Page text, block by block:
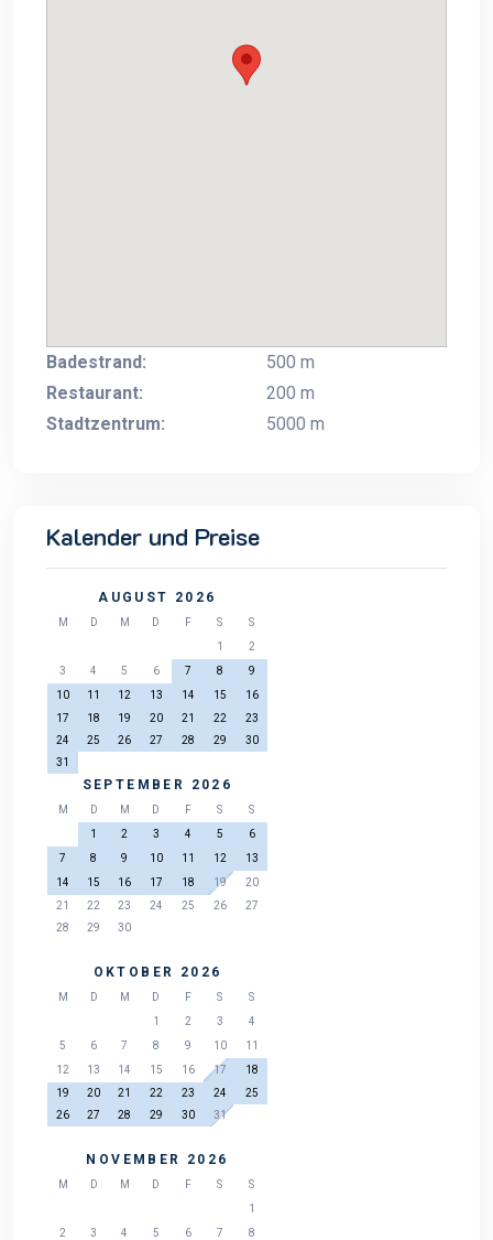
Badestrand:
500 m
Restaurant:
200 m
Stadtzentrum:
5000 m
Kalender und Preise
AUGUST 2026
M D M D F S
S
1
2
3
4 5 6 7 8
9
10
11 12 13 14 15
16
17
18 19 20 21 22
23
24
25 26 27 28 29
30
31
SEPTEMBER 2026
M D M D F S
S
1
2 3 4 5
6
7
8 9 10 11 12
13
14
15 16 17 18 19
20
21
22 23 24 25 26
27
28
29 30
OKTOBER 2026
M D M D F S
S
1
2 3
4
5
6 7 8 9 10
11
12
13 14 15 16 17
18
19
20 21 22 23 24
25
26
27 28 29 30 31
NOVEMBER 2026
M D M D F S
S
1
2
3 4 5 6 7 8